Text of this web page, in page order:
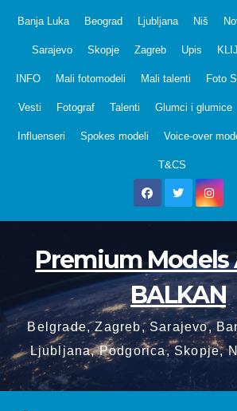
Banja Luka Beograd Ljubljana Niš
Sarajevo Skopje Zagreb Upis
INFO Mali fotomodeli Mali talenti Foto
Vesti Fotograf Talenti Glumci i glumice
Influenseri Spokes modeli Voice-over
T&CS
Premium Models
BALKAN
Belgrade, Zagreb, Sarajevo,
Ljubljana, Podgorica, Skopje,